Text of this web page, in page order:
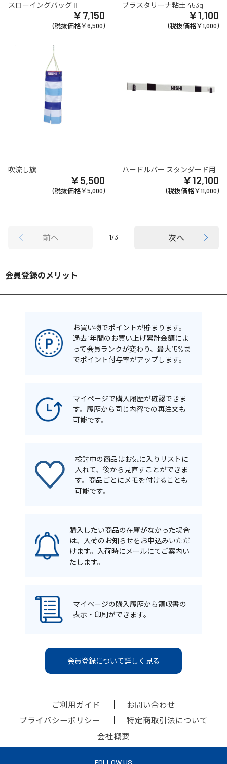
スローイングバッグⅡ
￥7,150
(税抜価格￥6,500)
プラスタリーナ粘土 453g
￥1,100
(税抜価格￥1,000)
吹流し旗
￥5,500
(税抜価格￥5,000)
ハードルバー スタンダード用
￥12,100
(税抜価格￥11,000)
前へ 1/3 次へ
会員登録のメリット
お買い物でポイントが貯まります。
過去1年間のお買い上げ累計金額によ
って会員ランクが変わり、最大15%ま
でポイント付与率がアップします。
マイページで購入履歴が確認できま
す。履歴から同じ内容での再注文も
可能です。
検討中の商品はお気に入りリストに
入れて、後から見直すことができま
す。商品ごとにメモを付けることも
可能です。
購入したい商品の在庫がなかった場合
は、入荷のお知らせをお申込みいただ
けます。入荷時にメールにてご案内い
たします。
マイページの購入履歴から領収書の
表示・印刷ができます。
会員登録について詳しく見る
ご利用ガイド
お問い合わせ
プライバシーポリシー
特定商取引法について
会社概要
FOLLOW US